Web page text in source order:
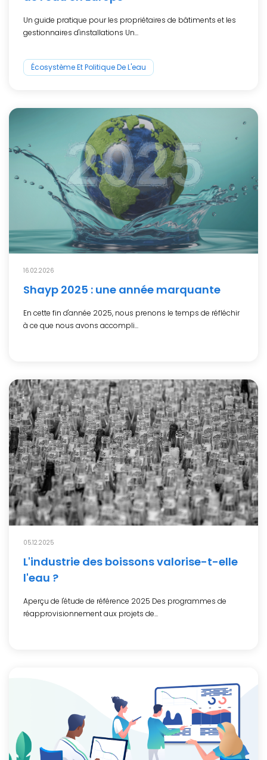
Un guide pratique pour les propriétaires de bâtiments et les
gestionnaires d'installations Un...
Écosystème Et Politique De L'eau
16.02.2026
Shayp 2025 : une année marquante
En cette fin d'année 2025, nous prenons le temps de réfléchir
à ce que nous avons accompli...
05.12.2025
L'industrie des boissons valorise-t-elle
l'eau ?
Aperçu de l'étude de référence 2025 Des programmes de
réapprovisionnement aux projets de...